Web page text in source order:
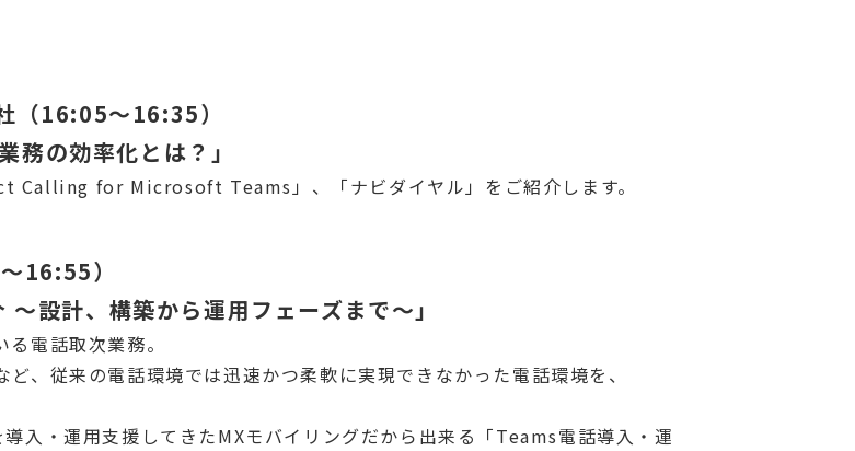
（16:05～16:35）
務の効率化とは？」
Calling for Microsoft Teams」、「ナビダイヤル」をご紹介します。
16:55）
設計、構築から運用フェーズまで～」
電話取次業務。
、従来の電話環境では迅速かつ柔軟に実現できなかった電話環境を、
・運用支援してきたMXモバイリングだから出来る「Teams電話導入・運